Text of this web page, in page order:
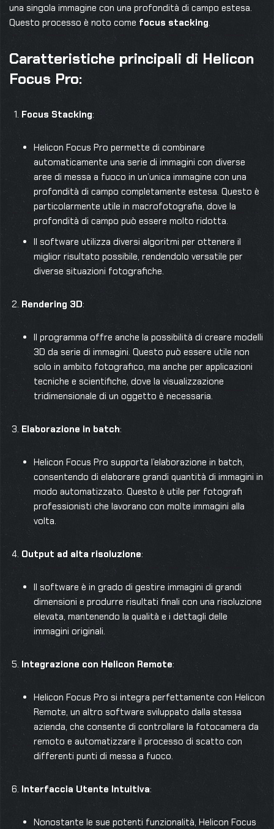
una singola immagine con una profondità di campo estesa.
Questo processo è noto come focus stacking.
Caratteristiche principali di Helicon
Focus Pro:
Focus Stacking:
Helicon Focus Pro permette di combinare
automaticamente una serie di immagini con diverse
aree di messa a fuoco in un’unica immagine con una
profondità di campo completamente estesa. Questo è
particolarmente utile in macrofotografia, dove la
profondità di campo può essere molto ridotta.
Il software utilizza diversi algoritmi per ottenere il
miglior risultato possibile, rendendolo versatile per
diverse situazioni fotografiche.
Rendering 3D:
Il programma offre anche la possibilità di creare modelli
3D da serie di immagini. Questo può essere utile non
solo in ambito fotografico, ma anche per applicazioni
tecniche e scientifiche, dove la visualizzazione
tridimensionale di un oggetto è necessaria.
Elaborazione in batch:
Helicon Focus Pro supporta l’elaborazione in batch,
consentendo di elaborare grandi quantità di immagini in
modo automatizzato. Questo è utile per fotografi
professionisti che lavorano con molte immagini alla
volta.
Output ad alta risoluzione:
Il software è in grado di gestire immagini di grandi
dimensioni e produrre risultati finali con una risoluzione
elevata, mantenendo la qualità e i dettagli delle
immagini originali.
Integrazione con Helicon Remote:
Helicon Focus Pro si integra perfettamente con Helicon
Remote, un altro software sviluppato dalla stessa
azienda, che consente di controllare la fotocamera da
remoto e automatizzare il processo di scatto con
differenti punti di messa a fuoco.
Interfaccia Utente Intuitiva:
Nonostante le sue potenti funzionalità, Helicon Focus